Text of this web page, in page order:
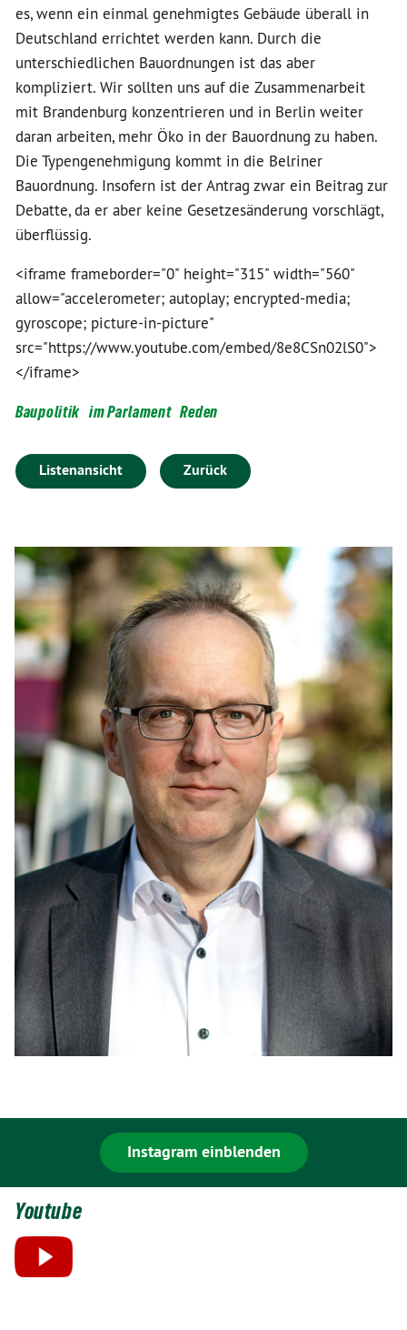
es, wenn ein einmal genehmigtes Gebäude überall in
Deutschland errichtet werden kann. Durch die
unterschiedlichen Bauordnungen ist das aber
kompliziert. Wir sollten uns auf die Zusammenarbeit
mit Brandenburg konzentrieren und in Berlin weiter
daran arbeiten, mehr Öko in der Bauordnung zu haben.
Die Typengenehmigung kommt in die Belriner
Bauordnung. Insofern ist der Antrag zwar ein Beitrag zur
Debatte, da er aber keine Gesetzesänderung vorschlägt,
überflüssig.
<iframe frameborder="0" height="315" width="560"
allow="accelerometer; autoplay; encrypted-media;
gyroscope; picture-in-picture"
src="https://www.youtube.com/embed/8e8CSn02lS0">
</iframe>
Baupolitik im Parlament Reden
Listenansicht Zurück
Instagram einblenden
Youtube